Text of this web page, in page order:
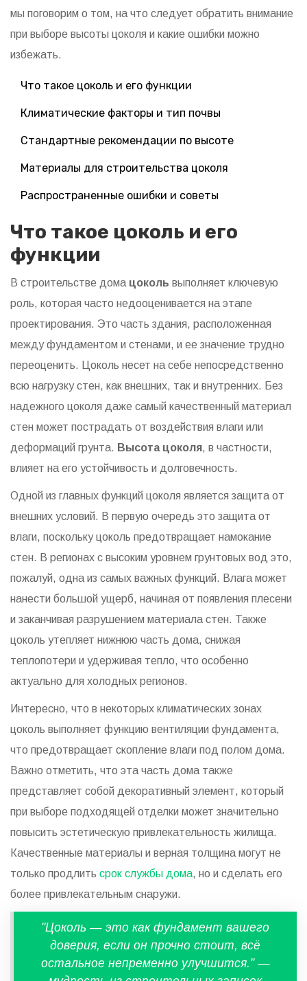
мы поговорим о том, на что следует обратить внимание
при выборе высоты цоколя и какие ошибки можно
избежать.
Что такое цоколь и его функции
Климатические факторы и тип почвы
Стандартные рекомендации по высоте
Материалы для строительства цоколя
Распространенные ошибки и советы
Что такое цоколь и его
функции
В строительстве дома цоколь выполняет ключевую
роль, которая часто недооценивается на этапе
проектирования. Это часть здания, расположенная
между фундаментом и стенами, и ее значение трудно
переоценить. Цоколь несет на себе непосредственно
всю нагрузку стен, как внешних, так и внутренних. Без
надежного цоколя даже самый качественный материал
стен может пострадать от воздействия влаги или
деформаций грунта. Высота цоколя, в частности,
влияет на его устойчивость и долговечность.
Одной из главных функций цоколя является защита от
внешних условий. В первую очередь это защита от
влаги, поскольку цоколь предотвращает намокание
стен. В регионах с высоким уровнем грунтовых вод это,
пожалуй, одна из самых важных функций. Влага может
нанести большой ущерб, начиная от появления плесени
и заканчивая разрушением материала стен. Также
цоколь утепляет нижнюю часть дома, снижая
теплопотери и удерживая тепло, что особенно
актуально для холодных регионов.
Интересно, что в некоторых климатических зонах
цоколь выполняет функцию вентиляции фундамента,
что предотвращает скопление влаги под полом дома.
Важно отметить, что эта часть дома также
представляет собой декоративный элемент, который
при выборе подходящей отделки может значительно
повысить эстетическую привлекательность жилища.
Качественные материалы и верная толщина могут не
только продлить срок службы дома, но и сделать его
более привлекательным снаружи.
"Цоколь — это как фундамент вашего
доверия, если он прочно стоит, всё
остальное непременно улучшится." —